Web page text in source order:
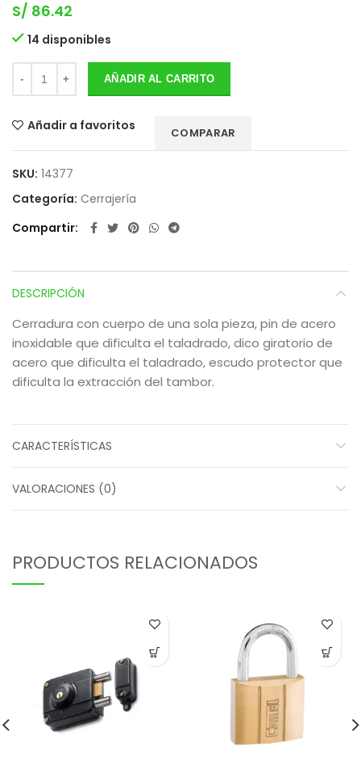
S/ 86.42
14 disponibles
AÑADIR AL CARRITO
Añadir a favoritos COMPARAR
SKU: 14377
Categoría: Cerrajería
Compartir
DESCRIPCIÓN
Cerradura con cuerpo de una sola pieza, pin de acero
inoxidable que dificulta el taladrado, dico giratorio de
acero que dificulta el taladrado, escudo protector que
dificulta la extracción del tambor.
CARACTERÍSTICAS
VALORACIONES (0)
PRODUCTOS RELACIONADOS